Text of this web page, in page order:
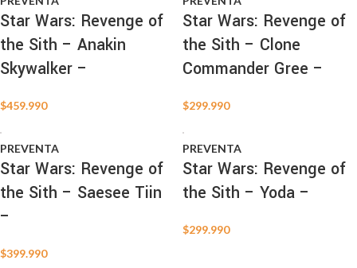
Star Wars: Revenge of
the Sith – Anakin
Skywalker –
$459.990
Star Wars: Revenge of
the Sith – Clone
Commander Gree –
$299.990
PREVENTA
Star Wars: Revenge of
the Sith – Saesee Tiin
–
$399.990
PREVENTA
Star Wars: Revenge of
the Sith – Yoda –
$299.990